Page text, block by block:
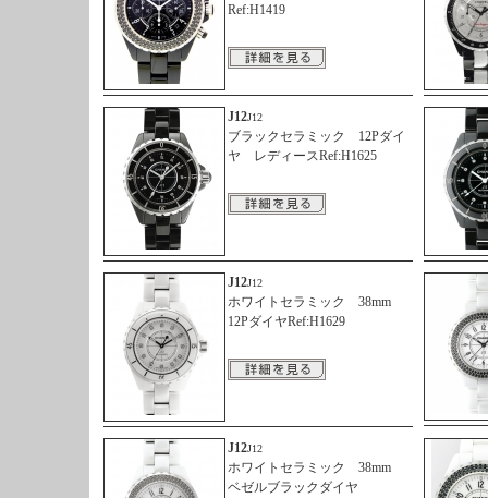
Ref:H1419
J12J12
ブラックセラミック 12Pダイ
ヤ レディースRef:H1625
J12J12
ホワイトセラミック 38mm
12PダイヤRef:H1629
J12J12
ホワイトセラミック 38mm
ベゼルブラックダイヤ